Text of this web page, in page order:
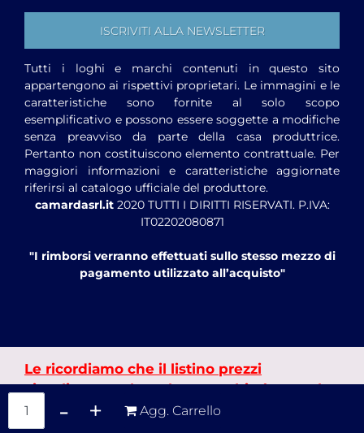
Agg. Carrello
Tutti i loghi e marchi contenuti in questo sito
appartengono ai rispettivi proprietari. Le immagini e le
caratteristiche sono fornite al solo scopo
esemplificativo e possono essere soggette a modifiche
senza preavviso da parte della casa produttrice.
Pertanto non costituiscono elemento contrattuale. Per
maggiori informazioni e caratteristiche aggiornate
riferirsi al catalogo ufficiale del produttore.
camardasrl.it2020 TUTTI I DIRITTI RISERVATI. P.IVA:
IT02202080871
"I rimborsi verranno effettuati sullo stesso mezzo di
pagamento utilizzato all’acquisto"
Le ricordiamo che il listino prezzi
visualizzato nel catalogo cambierà entro le
24h dalla registrazione utente.